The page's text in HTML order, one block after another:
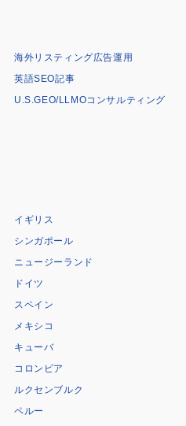
海外リスティング広告運用
英語SEO記事
U.S.GEO/LLMOコンサルティング
イギリス
シンガポール
ニュージーランド
ドイツ
スペイン
メキシコ
キューバ
コロンビア
ルクセンブルク
ペルー